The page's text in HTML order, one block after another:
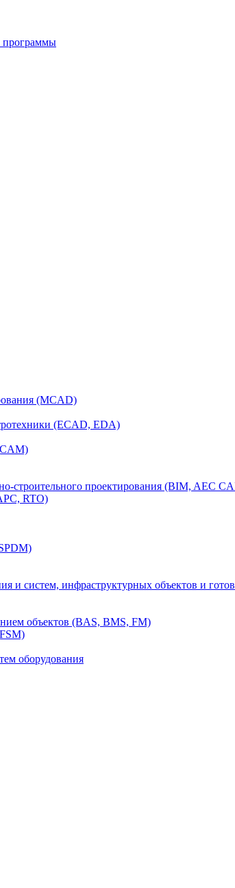
программы
(MCAD)
(ECAD, EDA)
строительного проектирования (BIM, AEC
RTO)
и систем, инфраструктурных объектов и
объектов (BAS, BMS, FM)
оборудования